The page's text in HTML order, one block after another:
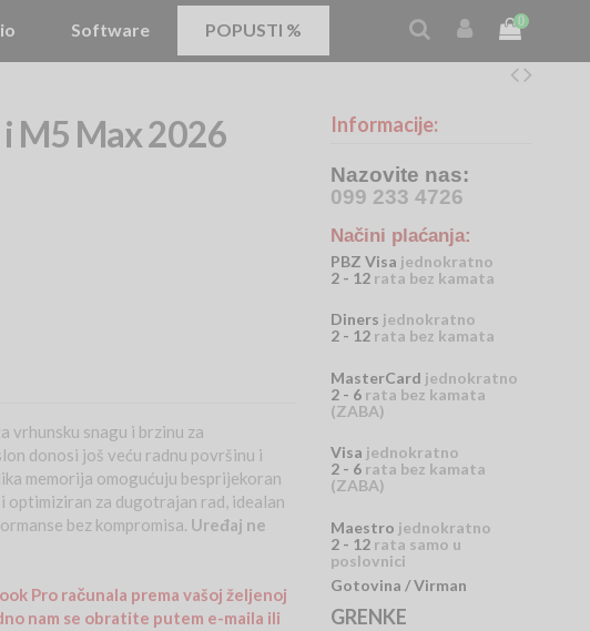
Software POPUSTI % 0
M5 Max 2026
vrhunsku snagu i brzinu za
donosi još veću radnu površinu i
memorija omogućuju besprijekoran
optimiziran za dugotrajan rad, idealan
bez kompromisa. Uređaj ne
Pro računala prema vašoj željenoj
nam se obratite putem e-maila ili
Informacije:
Nazovite nas:
099 233 4726
Načini plaćanja:
PBZ Visa jednokratno
2 - 12 rata bez kamata
Diners jednokratno
2 - 12 rata bez kamata
MasterCard jednokratno
2 - 6 rata bez kamata
(ZABA)
Visa jednokratno
2 - 6 rata bez kamata
(ZABA)
Maestro jednokratno
2 - 12 rata samo u
poslovnici
Gotovina / Virman
GRENKE